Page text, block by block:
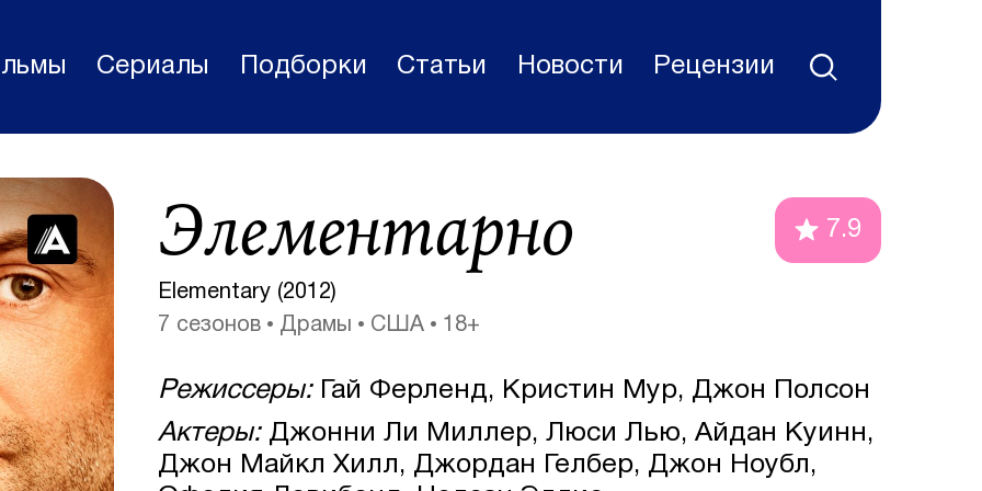
Статьи
Сериалы
Новости
Подборки
Рецензии
О нас
Авторы
Сериалы Подборки Статьи Новости Рецензии
Элементарно 7.9
Elementary (2012)
7 сезонов
Драмы США 18+
Режиссеры:Гай Ферленд, Кристин Мур, Джон Полсон
Актеры:Джонни Ли Миллер, Люси Лью, Айдан Куинн,
Джон Майкл Хилл, Джордан Гелбер, Джон Ноубл,